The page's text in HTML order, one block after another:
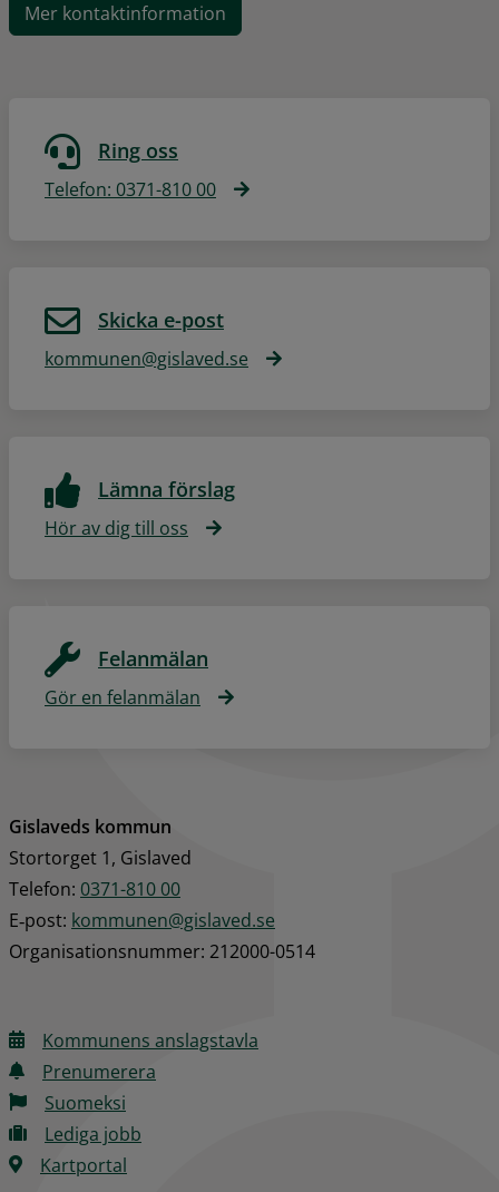
Mer kontaktinformation
Ring oss
Telefon: 0371-810 00
Skicka e-post
kommunen@gislaved.se
Lämna förslag
Hör av dig till oss
Felanmälan
Gör en felanmälan
Gislaveds kommun
Stortorget 1, Gislaved
Telefon: 0371-810 00
E‑post: kommunen@gislaved.se
Organisationsnummer: 212000-0514
Kommunens anslagstavla
Prenumerera
Suomeksi
Lediga jobb
Kartportal